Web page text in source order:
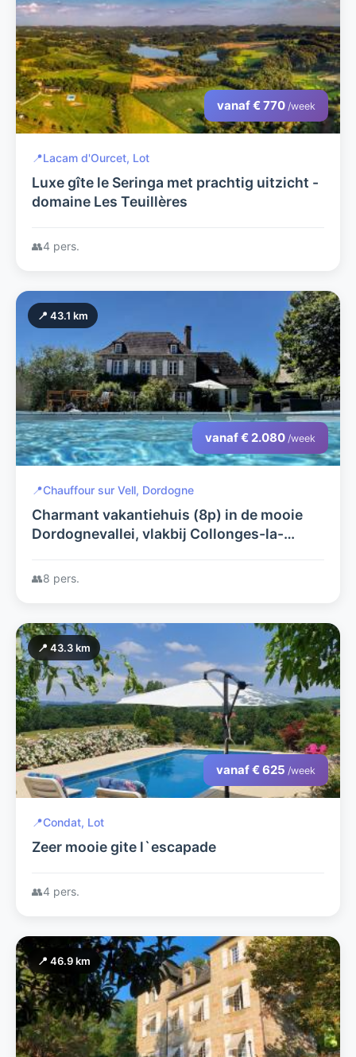
vanaf € 770 /week
📍Lacam d'Ourcet, Lot
Luxe gîte le Seringa met prachtig uitzicht -
domaine Les Teuillères
👥4 pers.
📍 43.1 km
vanaf € 2.080 /week
📍Chauffour sur Vell, Dordogne
Charmant vakantiehuis (8p) in de mooie
Dordognevallei, vlakbij Collonges-la-
👥8 pers.
📍 43.3 km
vanaf € 625 /week
📍Condat, Lot
Zeer mooie gite l`escapade
👥4 pers.
📍 46.9 km